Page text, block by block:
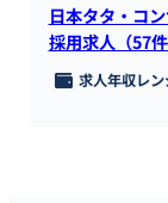
日本タタ・コ
採用求人（57件
求人年収レン